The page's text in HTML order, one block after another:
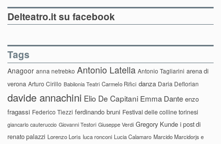
Delteatro.it su facebook
Tags
Anagoor anna netrebko Antonio Latella Antonio Tagliarini arena di
verona Arturo Cirillo Babilonia Teatri Carmelo Rifici danza Daria Deflorian
davide annachini Elio De Capitani Emma Dante enzo
fragassi Federico Tiezzi ferdinando bruni Festival delle colline torinesi
giancarlo cauteruccio Giovanni Testori Giuseppe Verdi Gregory Kunde i post di
renato palazzi Lorenzo Loris luca ronconi Lucia Calamaro Marcido Marcidorjs e